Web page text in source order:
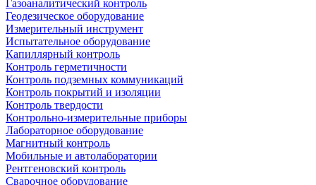
Газоаналитический контроль
Геодезическое оборудование
Измерительный инструмент
Испытательное оборудование
Капиллярный контроль
Контроль герметичности
Контроль подземных коммуникаций
Контроль покрытий и изоляции
Контроль твердости
Контрольно-измерительные приборы
Лабораторное оборудование
Магнитный контроль
Мобильные и автолаборатории
Рентгеновский контроль
Сварочное оборудование